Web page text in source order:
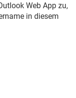
Web App zu,
in diesem